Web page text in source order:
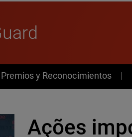
Premios y Reconocimientos
Ações